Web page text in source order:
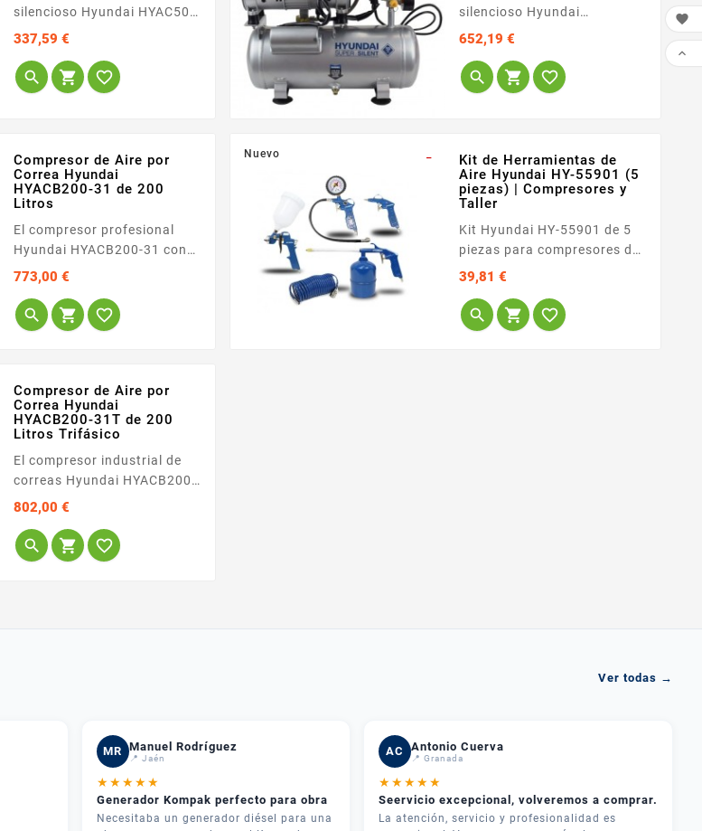
silencioso Hyundai HYAC50-
2S es la elección definitiva
para quienes necesitan un
gran volumen de
almacenamiento de aire
aceite asegura un
funcionamiento limpio, libre
de...
337,59 €Precio
  
silencioso Hyundai
HYAC100-3S representa la
máxima capacidad de la
gama silenciosa para
usuarios que exigen un
tecnología avanzada libre de
aceite, asegura un entorno
de trabajo...
652,19 €Precio
  
Compresor de Aire por
Correa Hyundai
HYACB200-31 de 200
Litros
El compresor profesional
Hyundai HYACB200-31 con
calderín de 200 litros es el
industriales, talleres
mecánicos de gran volumen
máxima autonomía de aire
sin pausas. Su volumen de
depósito está...
773,00 €Precio
  
Nuevo
Kit de Herramientas de
Aire Hyundai HY-55901 (5
piezas) | Compresores y
Taller
Kit Hyundai HY-55901 de 5
piezas para compresores de
aire. Incluye pistola de
pistola de soplado, pistola
de pintura, pistola de
39,81 €Precio
  
Compresor de Aire por
Correa Hyundai
HYACB200-31T de 200
Litros Trifásico
El compresor industrial de
correas Hyundai HYACB200-
31T está configurado para
redes trifásicas,
respondiendo a las
802,00 €Precio
  
Ver todas →
MR Manuel Rodríguez
📍 Jaén
★★★★★
Generador Kompak perfecto para obra
Necesitaba un generador diésel para una
AC Antonio Cuerva
📍 Granada
★★★★★
Seervicio excepcional, volveremos a comprar.
La atención, servicio y profesionalidad es

